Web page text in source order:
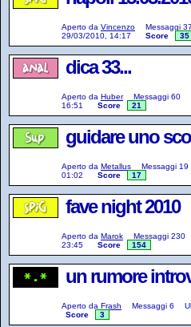
Aperto da Vincenzo Messaggi 37
29/03/2010, 14:17
Score 35
dica 33...
Aperto da Huber Messaggi 60
16:51
Score 21
guidare uno
Aperto da Metallus Messaggi 19
01:02
Score 17
fave night 2010
Aperto da Marok Messaggi 230
23:45
Score 154
un rumore
Aperto da Frash Messaggi 6
Score
3